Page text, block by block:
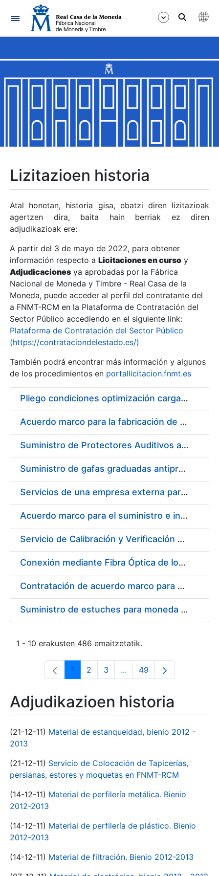
Nabigazioa
Erakutsi/Ezkutatu
Erakutsi/Ezkutatu
Erakutsi/Ezkutatu
Erakutsi/Ezkutatu
Erakutsi/Ezkutatu
Erakutsi/Ezkutatu
Erakutsi/Ezkutatu
Erakutsi/Ezkutatu
Lizitazioen historia
Atal honetan, historia gisa, ebatzi diren lizitazioak
agertzen dira, baita hain berriak ez diren
adjudikazioak ere:
A partir del 3 de mayo de 2022, para obtener
información respecto a Licitaciones en curso y
Adjudicaciones ya aprobadas por la Fábrica
Nacional de Moneda y Timbre - Real Casa de la
Moneda, puede acceder al perfil del contratante del
a FNMT-RCM en la Plataforma de Contratación del
Sector Público accediendo en el siguiente link:
Plataforma de Contratación del Sector Público
(https://contrataciondelestado.es/)
También podrá encontrar más información y algunos
de los procedimientos en portallicitacion.fnmt.es
Pliego condiciones optimización cargas compras firmado
Acuerdo marco para la fabricación de piezas
Suministro de Protectores Auditivos a medida para las personas trabajadoras de los Centros de Trabajo de Madrid y Burgos
Suministro de gafas graduadas antiproyecciones para los trabajadores de la FNMT-RCM en los centros de trabajo de Madrid y Burgos
Servicios de una empresa externa para el asesoramiento y resolución de los recursos de alzada que se presentan relacionados con procesos de selección para la FNMT-RCM
Acuerdo marco para el suministro e instalación de persianas, estores y otros complementos
Servicio de Calibración y Verificación Externa de los Equipos de Medición del Servicio de Prevención de la FNMT-RCM
Conexión mediante Fibra Óptica de los Centros de Proceso de Datos (CPDs) de las sedes de la FNMT-RCM de Burgos y Madrid
Contratación de acuerdo marco para el Suministro de Material de Electricidad para la Fábrica Nacional de Moneda y Timbre-Real Casa de la Moneda en su centro de trabajo de Burgos
Suministro de estuches para moneda de 30 €
1 - 10 erakusten 486 emaitzetatik.
Orrialdea
1 Orrialdea
2 Orrialdea
3 ...Intermediate Pages Use
Orrialdea
49
Adjudikazioen historia
(21-12-11) Material de estanqueidad, bienio 2012 -
2013
(21-12-11) Servicio de Colocación de Tapicerías,
persianas, estores y moquetas en FNMT-RCM
(14-12-11) Material de perfilería metálica. Bienio
2012-2013
(14-12-11) Material de perfilería de plástico. Bienio
2012-2013
(14-12-11) Material de filtración. Bienio 2012-2013